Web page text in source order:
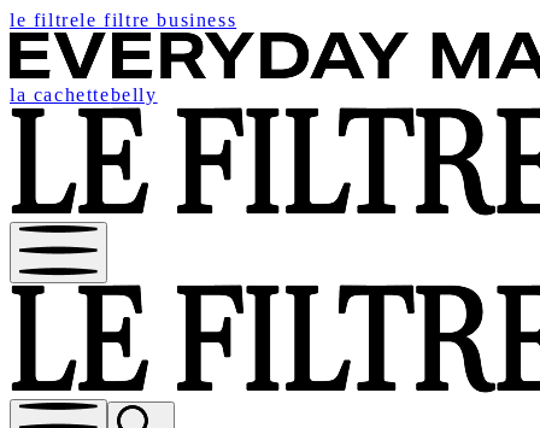
le filtrele filtre business
la cachettebelly